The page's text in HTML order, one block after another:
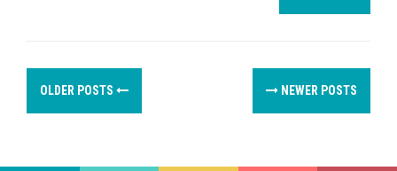
P
o
NEWER POSTS